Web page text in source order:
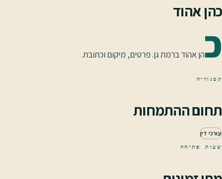
כהן אהוד
כהן אהוד ברמת גן. פרטים, מיקום וכתובת.
קטגוריה
תחום ההתמחות
עורכי דין
שעות פתיחה